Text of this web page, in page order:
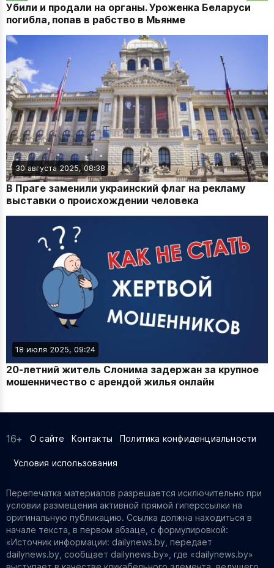
Убили и продали на органы. Уроженка Беларуси
погибла, попав в рабство в Мьянме
30 августа 2025, 08:38
В Праге заменили украинский флаг на рекламу
выставки о происхождении человека
18 июля 2025, 09:24
20‑летний житель Слонима задержан за крупное
мошенничество с арендой жилья онлайн
16+ О сайте Контакты Политика конфиденциальности
Условия использования
Перепечатка материалов разрешается исключительно при
условии размещения активной прямой гиперссылки на
оригинальную публикацию. Ссылка должна находиться в
начале текста, в первом абзаце, с формулировкой:
«Источник информации: dailynews.by, передает
dailynews.by, сообщает dailynews.by», где «dailynews.by»